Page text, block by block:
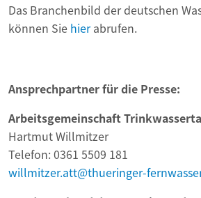
Das Branchenbild der deutschen
können Sie hierabrufen.
Ansprechpartner für die Presse:
Arbeitsgemeinschaft
Hartmut Willmitzer
Telefon: 0361 5509 181
willmitzer.att@thueringer-